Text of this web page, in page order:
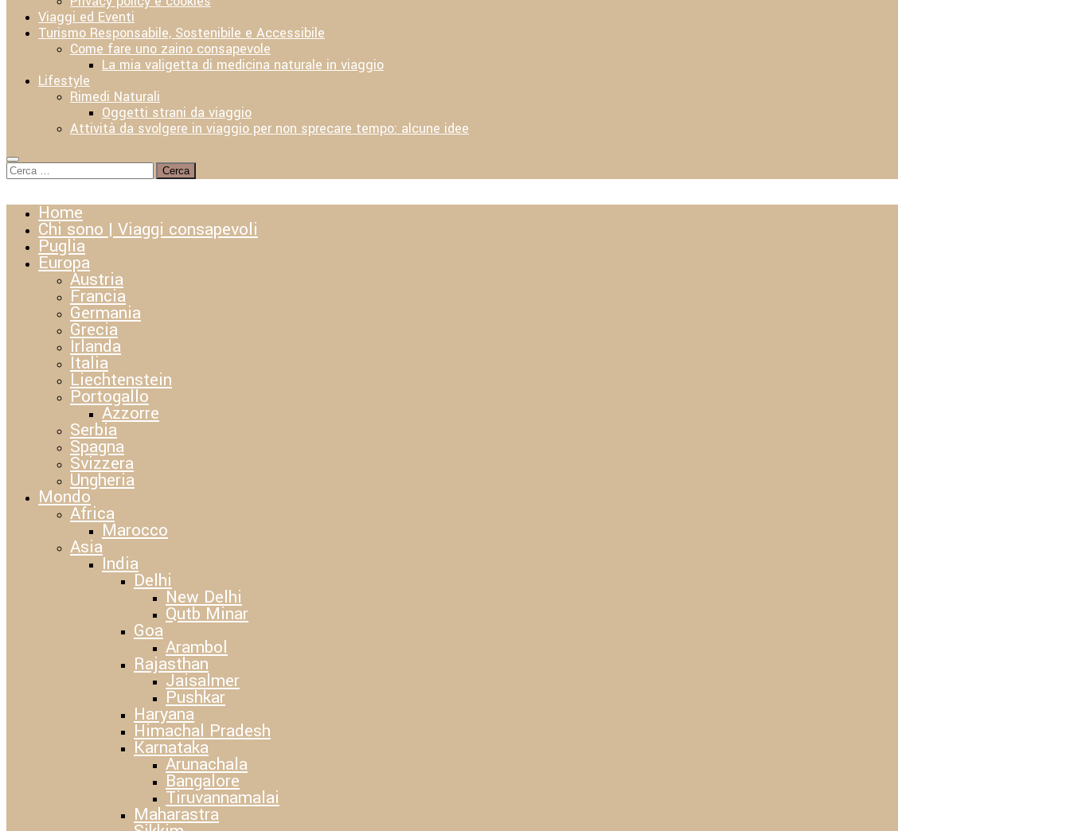
Viaggi ed Eventi
Turismo Responsabile, Sostenibile e Accessibile
Come fare uno zaino consapevole
La mia valigetta di medicina naturale in viaggio
Lifestyle
Rimedi Naturali
Oggetti strani da viaggio
Attività da svolgere in viaggio per non sprecare tempo: alcune idee
Ricerca
per:
Home
Chi sono | Viaggi consapevoli
Puglia
Europa
Austria
Francia
Germania
Grecia
Irlanda
Italia
Liechtenstein
Portogallo
Azzorre
Serbia
Spagna
Svizzera
Ungheria
Mondo
Africa
Marocco
Asia
India
Delhi
New Delhi
Qutb Minar
Goa
Arambol
Rajasthan
Jaisalmer
Pushkar
Haryana
Himachal Pradesh
Karnataka
Arunachala
Bangalore
Tiruvannamalai
Maharastra